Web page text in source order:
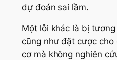
dự đoán sai lầm.
Một lỗi khác là bị
cũng như đặt cược cho
cơ mà không nghiên